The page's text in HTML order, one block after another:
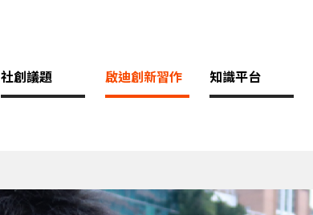
社創議題 啟迪創新習作 知識平台